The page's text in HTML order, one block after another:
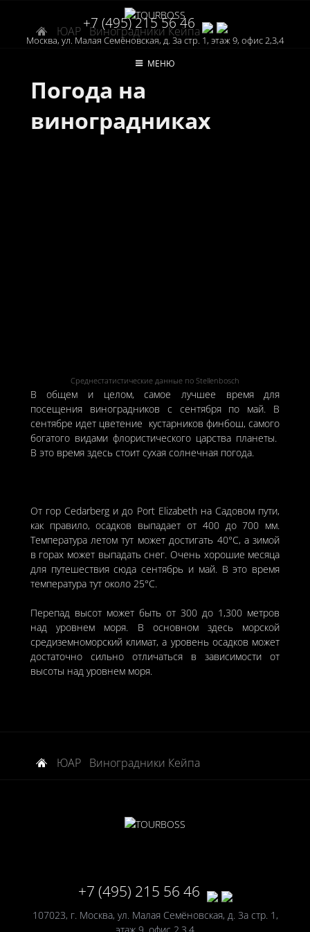
+7 (495) 215 56 46
Москва, ул. Малая Семёновская, д. 3а стр. 1, этаж 9, офис 2,3,4
МЕНЮ
ЮАР Виноградники Кейпа
Погода на
виноградниках
Среднестатистические данные по Stellenbosch
В общем и целом, самое лучшее время для
посещения виноградников с сентября по май. В
сентябре идет цветение кустарников финбош, самого
богатого видами флористического царства планеты.
В это время здесь стоит сухая солнечная погода.
От гор Cedarberg и до Port Elizabeth на Садовом пути,
как правило, осадков выпадает от 400 до 700 мм.
Температура летом тут может достигать 40°C, а зимой
в горах может выпадать снег. Очень хорошие месяца
для путешествия сюда сентябрь и май. В это время
температура тут около 25°C.
Перепад высот может быть от 300 до 1,300 метров
над уровнем моря. В основном здесь морской
средиземноморский климат, а уровень осадков может
достаточно сильно отличаться в зависимости от
высоты над уровнем моря.
ЮАР Виноградники Кейпа
+7 (495) 215 56 46
107023, г. Москва, ул. Малая Семёновская, д. 3а стр. 1,
этаж 9, офис 2,3,4